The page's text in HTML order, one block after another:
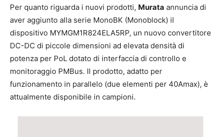
Per quanto riguarda i nuovi prodotti, Murata annuncia di
aver aggiunto alla serie MonoBK (Monoblock) il
dispositivo MYMGM1R824ELA5RP, un nuovo convertitore
DC-DC di piccole dimensioni ad elevata densità di
potenza per PoL dotato di interfaccia di controllo e
monitoraggio PMBus. Il prodotto, adatto per
funzionamento in parallelo (due elementi per 40Amax), è
attualmente disponibile in campioni.